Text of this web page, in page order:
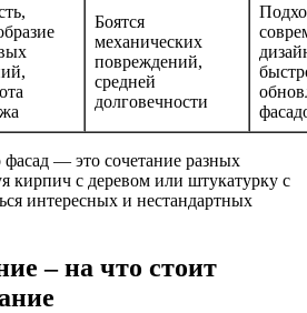
Боятся
механических
повреждений,
средней
долговечности
фасад — это сочетание разных
кирпич с деревом или штукатурку с
интересных и нестандартных
– на что стоит